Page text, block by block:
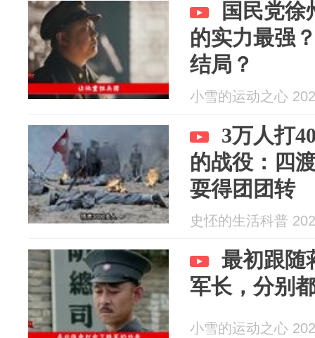
国民党徐
的实力最强
结局？
小雪的运动之心
3万人打
的战役：四
耍得团团转
史怌的生活科普
最初跟随
军长，分别
小雪的运动之心